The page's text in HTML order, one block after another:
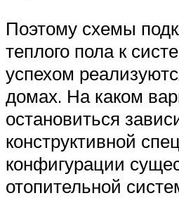
Поэтому схемы
теплого пола к
успехом
домах. На каком
остановиться
конструктивной
конфигурации
отопительной